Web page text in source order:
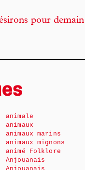
pour demain
animale
animaux
animaux marins
animaux mignons
animé Folklore
Anjouanais